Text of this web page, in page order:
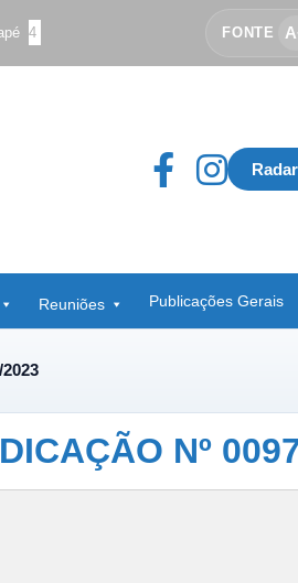
4 FONTE
Reuniões Publicações Gerais
Nº